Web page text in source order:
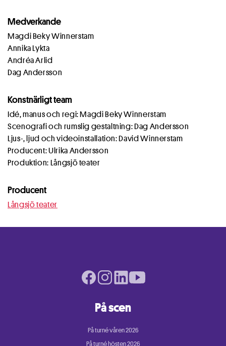
Medverkande
Magdi Beky Winnerstam
Annika Lykta
Andréa Arlid
Dag Andersson
Konstnärligt team
Idé, manus och regi: Magdi Beky Winnerstam
Scenografi och rumslig gestaltning: Dag Andersson
Ljus-, ljud och videoinstallation: David Winnerstam
Producent: Ulrika Andersson
Produktion: Långsjö teater
Producent
Långsjö teater
På scen
På turné våren 2026
På turné hösten 2026
Facebook page
Instagram page
LinkedIn pageYoutube page